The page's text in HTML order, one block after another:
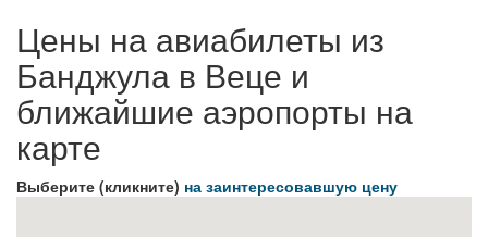
Цены на авиабилеты из
Банджула в Веце и
ближайшие аэропорты на
карте
Выберите (кликните) на заинтересовавшую цену